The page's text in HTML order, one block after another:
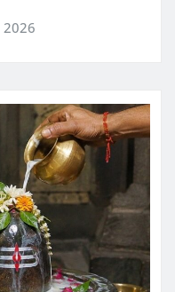
2026